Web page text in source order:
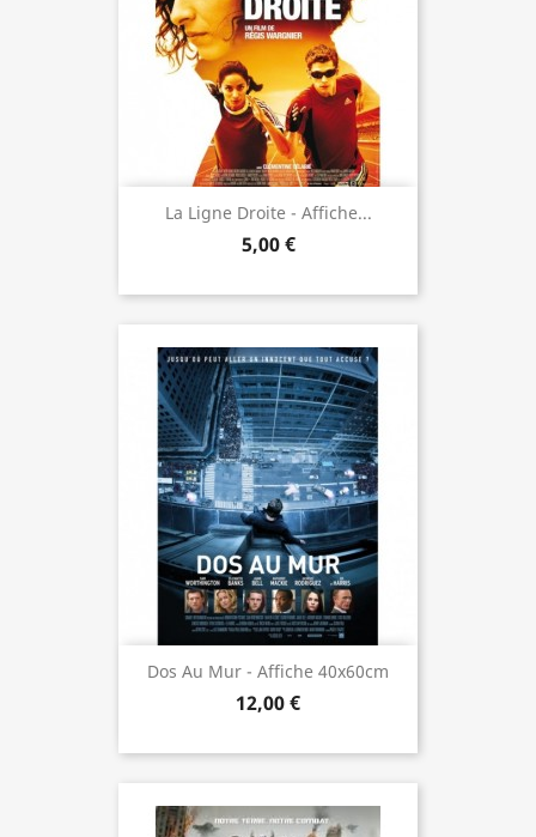
La Ligne Droite - Affiche...
5,00 €
Dos Au Mur - Affiche 40x60cm
12,00 €